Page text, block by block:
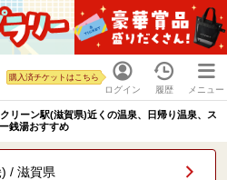
ログイン
購入済チケットはこちら
履歴 メニュー
リーン駅(滋賀県)近くの温泉、日帰り温泉、ス
銭湯おすすめ
/ 滋賀県